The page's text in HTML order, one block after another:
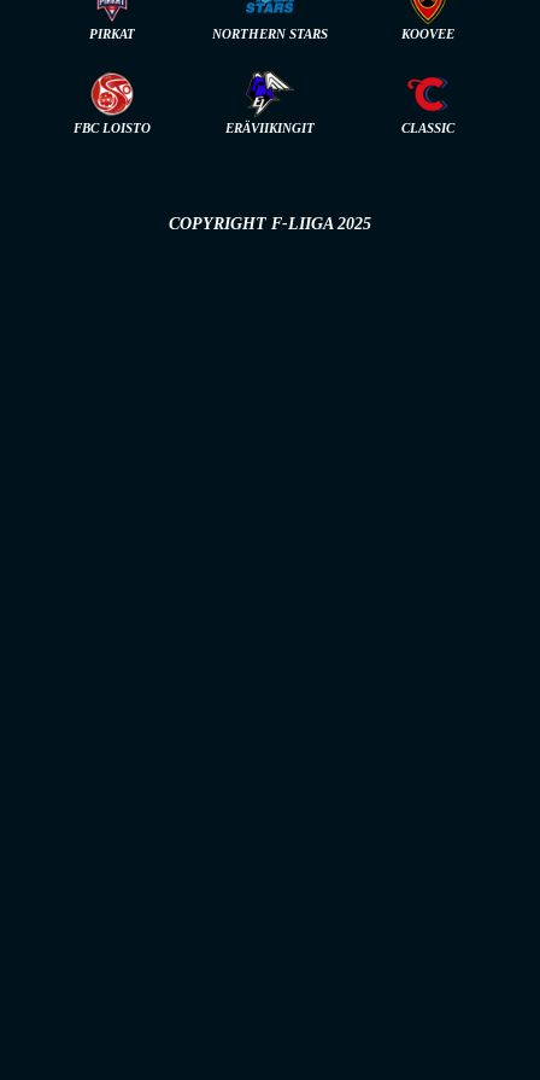
PIRKAT NORTHERN STARS KOOVEE
FBC LOISTO ERÄVIIKINGIT CLASSIC
COPYRIGHT F-LIIGA 2025